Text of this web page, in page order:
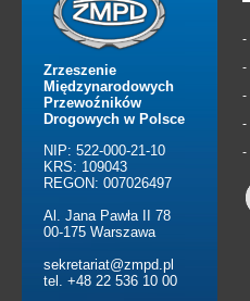
Zrzeszenie
Międzynarodowych
Przewoźników
Drogowych w Polsce
NIP: 522-000-21-10
KRS: 109043
REGON: 007026497
Al. Jana Pawła II 78
00-175 Warszawa
sekretariat@zmpd.pl
tel. +48 22 536 10 00
-
-
-
-
-